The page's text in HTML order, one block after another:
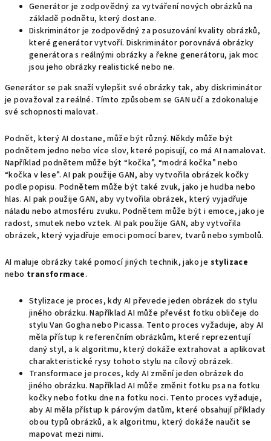
Generátor je zodpovědný za vytváření nových obrázků na
základě podnětu, který dostane.
Diskriminátor je zodpovědný za posuzování kvality obrázků,
které generátor vytvoří. Diskriminátor porovnává obrázky
generátora s reálnými obrázky a řekne generátoru, jak moc
jsou jeho obrázky realistické nebo ne.
Generátor se pak snaží vylepšit své obrázky tak, aby diskriminátor
je považoval za reálné. Tímto způsobem se GAN učí a zdokonaluje
své schopnosti malovat.
Podnět, který AI dostane, může být různý. Někdy může být
podnětem jedno nebo více slov, které popisují, co má AI namalovat.
Například podnětem může být “kočka”, “modrá kočka” nebo
“kočka v lese”. AI pak použije GAN, aby vytvořila obrázek kočky
podle popisu. Podnětem může být také zvuk, jako je hudba nebo
hlas. AI pak použije GAN, aby vytvořila obrázek, který vyjadřuje
náladu nebo atmosféru zvuku. Podnětem může být i emoce, jako je
radost, smutek nebo vztek. AI pak použije GAN, aby vytvořila
obrázek, který vyjadřuje emoci pomocí barev, tvarů nebo symbolů.
AI maluje obrázky také pomocí jiných technik, jako je stylizace
nebo transformace.
Stylizace je proces, kdy AI převede jeden obrázek do stylu
jiného obrázku. Například AI může převést fotku obličeje do
stylu Van Gogha nebo Picassa. Tento proces vyžaduje, aby AI
měla přístup k referenčním obrázkům, které reprezentují
daný styl, a k algoritmu, který dokáže extrahovat a aplikovat
charakteristické rysy tohoto stylu na cílový obrázek.
Transformace je proces, kdy AI změní jeden obrázek do
jiného obrázku. Například AI může změnit fotku psa na fotku
kočky nebo fotku dne na fotku noci. Tento proces vyžaduje,
aby AI měla přístup k párovým datům, které obsahují příklady
obou typů obrázků, a k algoritmu, který dokáže naučit se
mapovat mezi nimi.